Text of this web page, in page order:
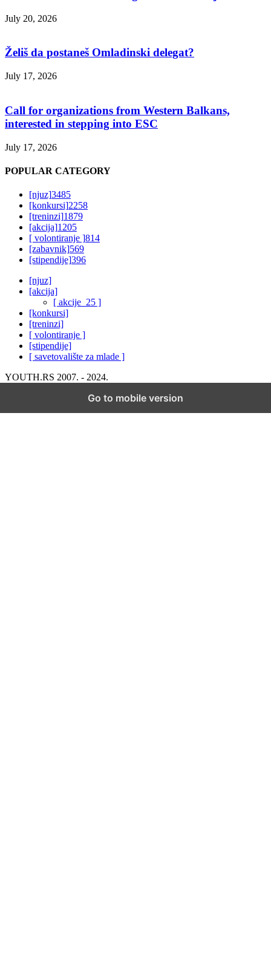
July 20, 2026
Želiš da postaneš Omladinski delegat?
July 17, 2026
Call for organizations from Western Balkans,
interested in stepping into ESC
July 17, 2026
POPULAR CATEGORY
[njuz]3485
[konkursi]2258
[treninzi]1879
[akcija]1205
[ volontiranje ]814
[zabavnik]569
[stipendije]396
[njuz]
[akcija]
[ akcije_25 ]
[konkursi]
[treninzi]
[ volontiranje ]
[stipendije]
[ savetovalište za mlade ]
YOUTH.RS 2007. - 2024.
Go to mobile version